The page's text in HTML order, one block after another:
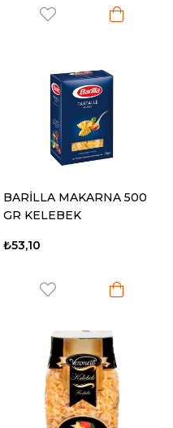
BARİLLA MAKARNA 500
GR KELEBEK
₺53,10